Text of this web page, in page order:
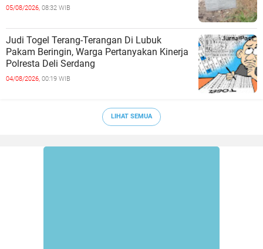
05/08/2026, 08:32 WIB
Judi Togel Terang-Terangan Di Lubuk
Pakam Beringin, Warga Pertanyakan Kinerja
Polresta Deli Serdang
04/08/2026, 00:19 WIB
LIHAT SEMUA